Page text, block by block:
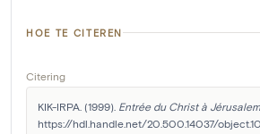
HOE TE CITEREN
Citering
KIK-IRPA. (1999). Entrée du Christ à Jérusalem
https://hdl.handle.net/20.500.14037/